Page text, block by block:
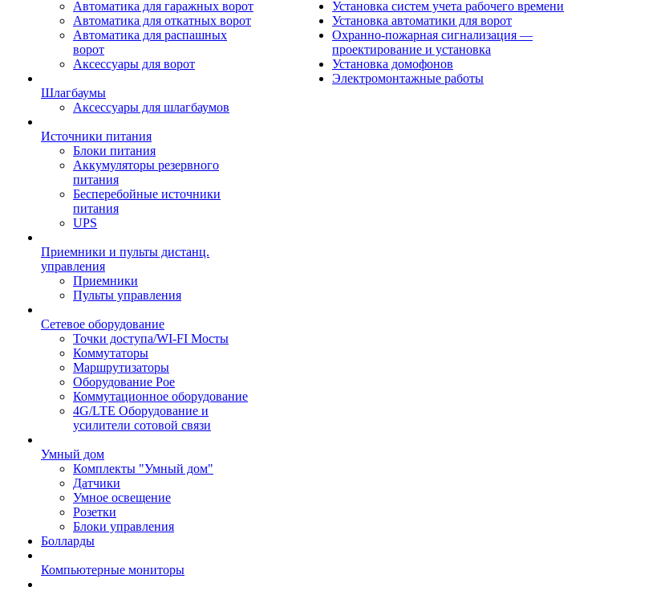
Автоматика для гаражных ворот
Автоматика для откатных ворот
Автоматика для распашных
ворот
Аксессуары для ворот
Шлагбаумы
Аксессуары для шлагбаумов
Источники питания
Блоки питания
Аккумуляторы резервного
питания
Бесперебойные источники
питания
UPS
Приемники и пульты дистанц.
управления
Приемники
Пульты управления
Сетевое оборудование
Точки доступа/WI-FI Мосты
Коммутаторы
Маршрутизаторы
Оборудование Poe
Коммутационное оборудование
4G/LTE Оборудование и
усилители сотовой связи
Умный дом
Комплекты "Умный дом"
Датчики
Умное освещение
Розетки
Блоки управления
Болларды
Компьютерные мониторы
Установка систем учета рабочего времени
Установка автоматики для ворот
Охранно-пожарная сигнализация —
проектирование и установка
Установка домофонов
Электромонтажные работы